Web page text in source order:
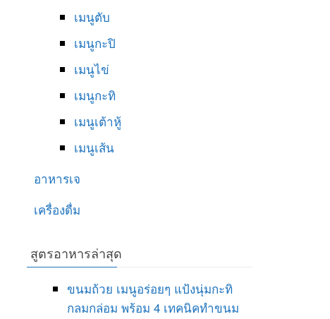
เมนูตับ
เมนูกะปิ
เมนูไข่
เมนูกะทิ
เมนูเต้าหู้
เมนูเส้น
อาหารเจ
เครื่องดื่ม
สูตรอาหารล่าสุด
ขนมถ้วย เมนูอร่อยๆ แป้งนุ่มกะทิ
กลมกล่อม พร้อม 4 เทคนิคทำขนม